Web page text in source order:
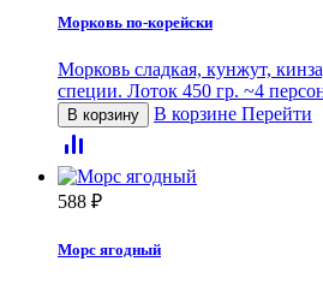
Морковь по-корейски
Морковь сладкая, кунжут,
специи. Лоток 450 гр. ~4
В корзину В корзине Перейти
588 ₽
Морс ягодный